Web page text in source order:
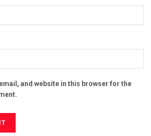
and website in this browser for the